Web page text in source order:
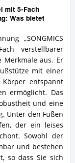
mit 5-Fach
Was bietet
„SONGMICS
verstellbarer
Merkmale aus. Er
mit einer
entspannt
ermöglicht. Das
und eine
Unter den Füßen
der ein leises
Sowohl der
und bestehen
so dass Sie sich